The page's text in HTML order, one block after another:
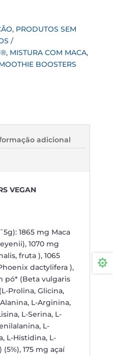
, PRODUTOS SEM
, MISTURA COM MACA,
BOOSTERS
adicional
VEGAN
1865 mg Maca
1070 mg
fruta ), 1065
dactylifera ),
pó* (Beta vulgaris
Prolina, Glicina,
L-Arginina,
L-Serina, L-
L-
L-Histidina, L-
175 mg açaí
